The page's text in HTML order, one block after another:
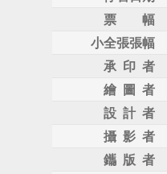
票 幅
小全張張幅
承 印 者
繪 圖 者
設 計 者
攝 影 者
鑴 版 者